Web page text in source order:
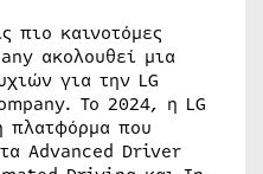
πιο καινοτόμες
ακολουθεί μια
για την LG
Το 2024, η LG
πλατφόρμα που
Advanced Driver